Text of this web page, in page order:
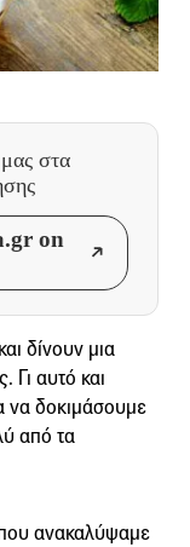
στα
on
δίνουν μια
Γι αυτό και
να δοκιμάσουμε
από τα
ανακαλύψαμε